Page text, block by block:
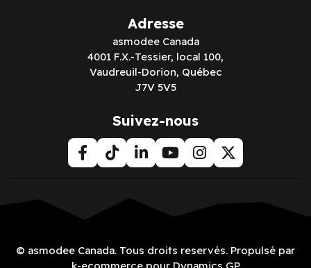
Adresse
asmodee Canada
4001 F.X.-Tessier, local 100,
Vaudreuil-Dorion, Québec
J7V 5V5
Suivez-nous
© asmodee Canada. Tous droits reservés. Propulsé par